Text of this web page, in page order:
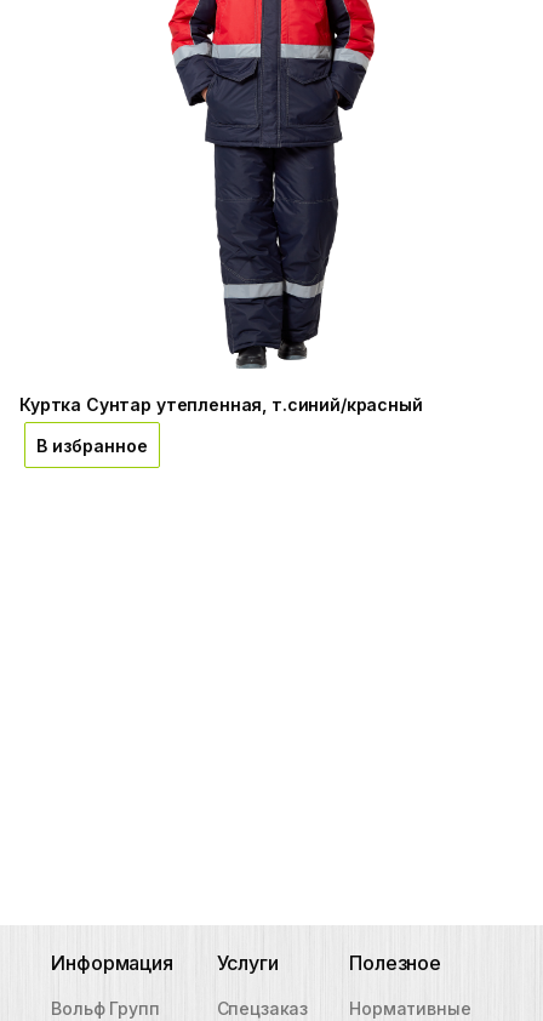
Куртка Сунтар утепленная, т.синий/красный
В избранное
Информация
Вольф Групп
Услуги
Спецзаказ
Полезное
Нормативные